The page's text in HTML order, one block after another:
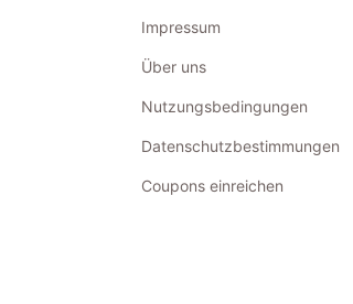
Impressum
Über uns
Nutzungsbedingungen
Datenschutzbestimmungen
Coupons einreichen